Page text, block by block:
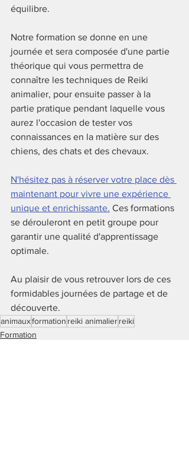
équilibre.
Notre formation se donne en une
journée et sera composée d'une partie
théorique qui vous permettra de
connaître les techniques de Reiki
animalier, pour ensuite passer à la
partie pratique pendant laquelle vous
aurez l'occasion de tester vos
connaissances en la matière sur des
chiens, des chats et des chevaux.
N'hésitez pas à réserver votre place dès
maintenant pour vivre une expérience
unique et enrichissante. Ces formations
se dérouleront en petit groupe pour
garantir une qualité d'apprentissage
optimale.
Au plaisir de vous retrouver lors de ces
formidables journées de partage et de
découverte.
animauxformation reiki animalierreiki
Formation